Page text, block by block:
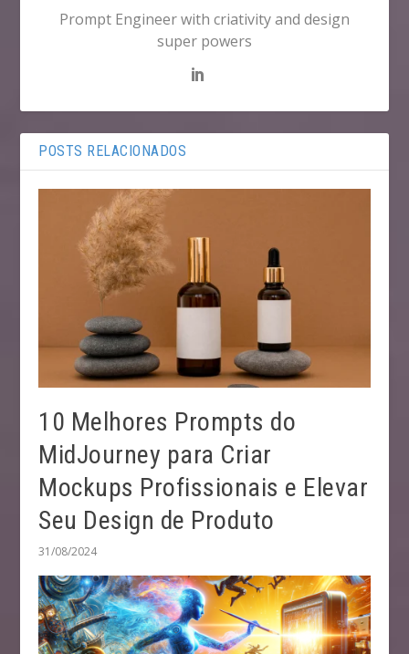
Prompt Engineer with criativity and design
super powers
POSTS RELACIONADOS
10 Melhores Prompts do
MidJourney para Criar
Mockups Profissionais e Elevar
Seu Design de Produto
31/08/2024